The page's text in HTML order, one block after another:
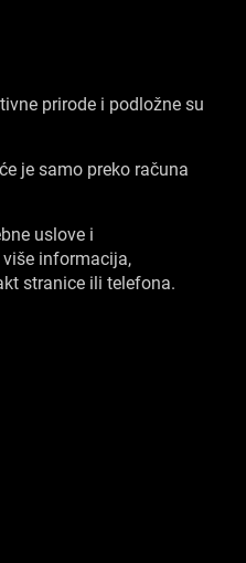
prirode i podložne su
je samo preko računa
uslove i
informacija,
stranice ili telefona.